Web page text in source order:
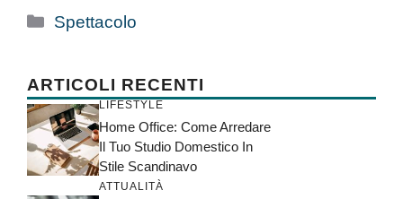
Categorie
Spettacolo
ARTICOLI RECENTI
LIFESTYLE
Home Office: Come Arredare
Il Tuo Studio Domestico In
Stile Scandinavo
ATTUALITÀ